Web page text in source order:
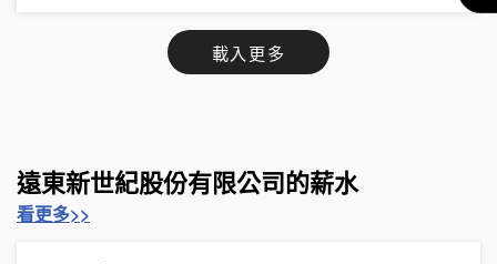
載入更多
遠東新世紀股份有限公司的薪水
看更多>>